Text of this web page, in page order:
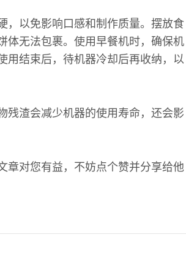
，以免影响口感和制作质量。摆放食
体无法包裹。使用早餐机时，确保机
用结束后，待机器冷却后再收纳，以
残渣会减少机器的使用寿命，还会影
章对您有益，不妨点个赞并分享给他